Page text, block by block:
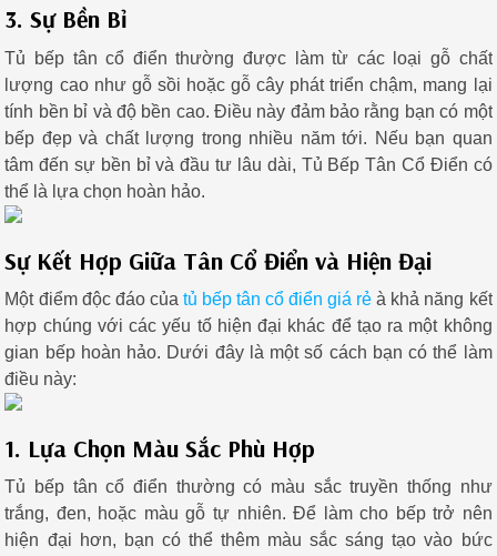
3. Sự Bền Bỉ
Tủ bếp tân cổ điển thường được làm từ các loại gỗ chất
lượng cao như gỗ sồi hoặc gỗ cây phát triển chậm, mang lại
tính bền bỉ và độ bền cao. Điều này đảm bảo rằng bạn có một
bếp đẹp và chất lượng trong nhiều năm tới. Nếu bạn quan
tâm đến sự bền bỉ và đầu tư lâu dài, Tủ Bếp Tân Cổ Điển có
thể là lựa chọn hoàn hảo.
Sự Kết Hợp Giữa Tân Cổ Điển và Hiện Đại
Một điểm độc đáo của tủ bếp tân cổ điển giá rẻ à khả năng kết
hợp chúng với các yếu tố hiện đại khác để tạo ra một không
gian bếp hoàn hảo. Dưới đây là một số cách bạn có thể làm
điều này:
1. Lựa Chọn Màu Sắc Phù Hợp
Tủ bếp tân cổ điển thường có màu sắc truyền thống như
trắng, đen, hoặc màu gỗ tự nhiên. Để làm cho bếp trở nên
hiện đại hơn, bạn có thể thêm màu sắc sáng tạo vào bức